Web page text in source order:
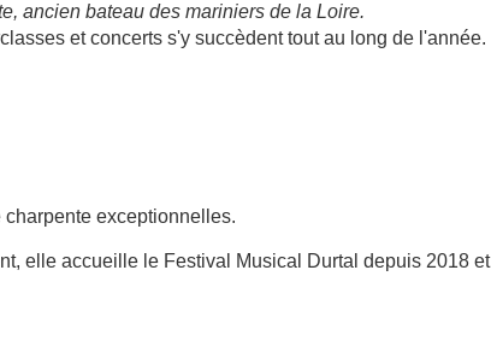
ancien bateau des mariniers de la Loire.
et concerts s'y succèdent tout au long de l'année.
exceptionnelles.
elle accueille le Festival Musical Durtal depuis 2018 et